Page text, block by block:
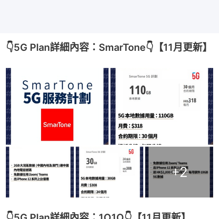
👇5G Plan詳細內容：SmarTone👇【11月更新】
+2